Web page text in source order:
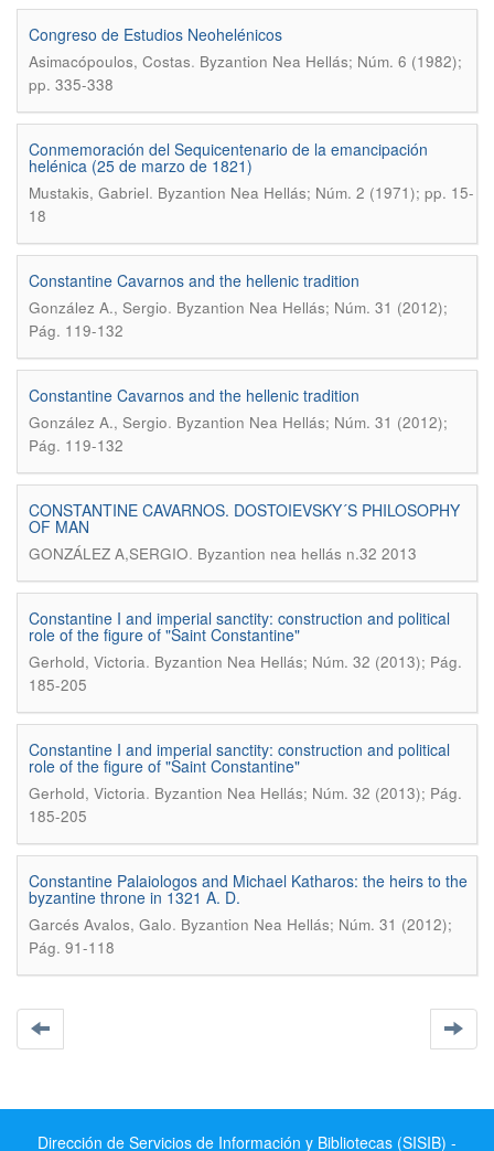
Congreso de Estudios Neohelénicos
Asimacópoulos, Costas. Byzantion Nea Hellás; Núm. 6 (1982);
pp. 335-338
Conmemoración del Sequicentenario de la emancipación
helénica (25 de marzo de 1821)
Mustakis, Gabriel. Byzantion Nea Hellás; Núm. 2 (1971); pp. 15-
18
Constantine Cavarnos and the hellenic tradition
González A., Sergio. Byzantion Nea Hellás; Núm. 31 (2012);
Pág. 119-132
Constantine Cavarnos and the hellenic tradition
González A., Sergio. Byzantion Nea Hellás; Núm. 31 (2012);
Pág. 119-132
CONSTANTINE CAVARNOS. DOSTOIEVSKY´S PHILOSOPHY
OF MAN
GONZÁLEZ A,SERGIO. Byzantion nea hellás n.32 2013
Constantine I and imperial sanctity: construction and political
role of the figure of "Saint Constantine"
Gerhold, Victoria. Byzantion Nea Hellás; Núm. 32 (2013); Pág.
185-205
Constantine I and imperial sanctity: construction and political
role of the figure of "Saint Constantine"
Gerhold, Victoria. Byzantion Nea Hellás; Núm. 32 (2013); Pág.
185-205
Constantine Palaiologos and Michael Katharos: the heirs to the
byzantine throne in 1321 A. D.
Garcés Avalos, Galo. Byzantion Nea Hellás; Núm. 31 (2012);
Pág. 91-118
Dirección de Servicios de Información y Bibliotecas (SISIB) -